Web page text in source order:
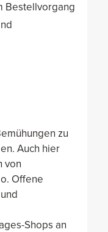
Bestellvorgang
zu
Auch hier
von
Offene
Shops an